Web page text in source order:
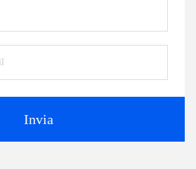
Invia